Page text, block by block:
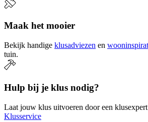
Maak het mooier
Bekijk handige klusadviezen en
tuin.
Hulp bij je klus nodig?
Laat jouw klus uitvoeren door een
Klusservice